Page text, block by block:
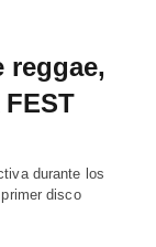
reggae,
durante los
disco